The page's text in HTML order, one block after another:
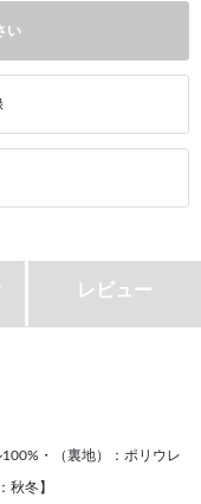
い
レビュー
・（裏地）：ポリウレ
秋冬】